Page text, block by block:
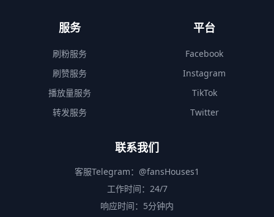
服务
刷粉服务
刷赞服务
播放量服务
转发服务
平台
Facebook
Instagram
TikTok
Twitter
联系我们
客服Telegram： @fansHouses1
工作时间：24/7
响应时间：5分钟内